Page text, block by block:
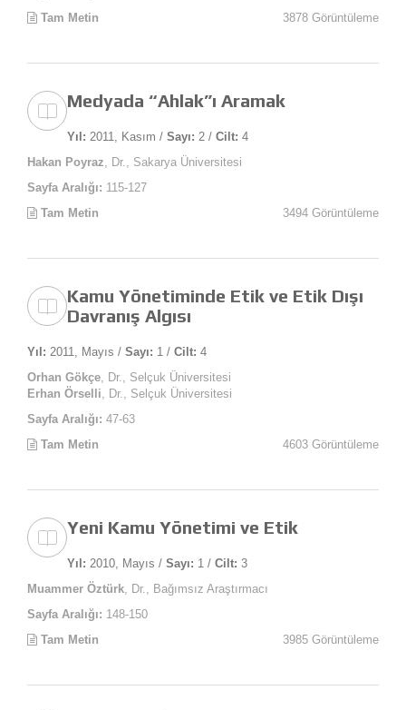
Tam Metin
3878 Görüntüleme
Medyada “Ahlak”ı Aramak
Yıl: 2011, Kasım / Sayı: 2 / Cilt: 4
Hakan Poyraz , Dr., Sakarya Üniversitesi
Sayfa Aralığı: 115-127
Tam Metin
3494 Görüntüleme
Kamu Yönetiminde Etik ve Etik Dışı
Davranış Algısı
Yıl: 2011, Mayıs / Sayı: 1 / Cilt: 4
Orhan Gökçe , Dr., Selçuk Üniversitesi
Erhan Örselli , Dr., Selçuk Üniversitesi
Sayfa Aralığı: 47-63
Tam Metin
4603 Görüntüleme
Yeni Kamu Yönetimi ve Etik
Yıl: 2010, Mayıs / Sayı: 1 / Cilt: 3
Muammer Öztürk , Dr., Bağımsız Araştırmacı
Sayfa Aralığı: 148-150
Tam Metin
3985 Görüntüleme